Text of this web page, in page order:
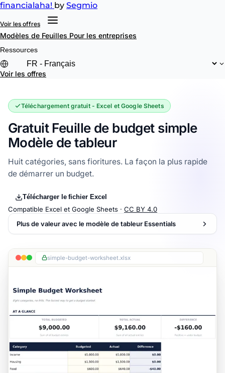
financialaha! by Segmio
Voir les offres
Modèles de Feuilles Pour les entreprises
Ressources
Voir les offres
Téléchargement gratuit - Excel et Google Sheets
Gratuit Feuille de budget simple
Modèle de tableur
Huit catégories, sans fioritures. La façon la plus rapide
de démarrer un budget.
Télécharger le fichier Excel
Compatible Excel et Google Sheets · CC BY 4.0
Plus de valeur avec le modèle de tableur Essentials
simple-budget-worksheet.xlsx